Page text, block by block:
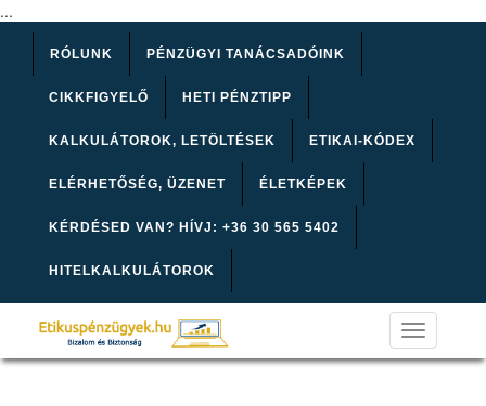
...
RÓLUNK PÉNZÜGYI TANÁCSADÓINK
CIKKFIGYELŐ HETI PÉNZTIPP
KALKULÁTOROK, LETÖLTÉSEK ETIKAI-KÓDEX
ELÉRHETŐSÉG, ÜZENET ÉLETKÉPEK
KÉRDÉSED VAN? HÍVJ: +36 30 565 5402
HITELKALKULÁTOROK
Toggle
navigation